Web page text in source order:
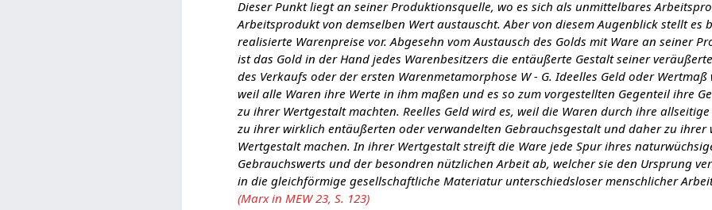
Dieser Punkt liegt an seiner Produktionsquelle, wo es sich als unmittelbares
Arbeitsprodukt von demselben Wert austauscht. Aber von diesem Augenblick stellt es
realisierte Warenpreise vor. Abgesehn vom Austausch des Golds mit Ware an seiner
ist das Gold in der Hand jedes Warenbesitzers die entäußerte Gestalt seiner
des Verkaufs oder der ersten Warenmetamorphose W - G. Ideelles Geld oder
weil alle Waren ihre Werte in ihm maßen und es so zum vorgestellten Gegenteil ihre
zu ihrer Wertgestalt machten. Reelles Geld wird es, weil die Waren durch ihre
zu ihrer wirklich entäußerten oder verwandelten Gebrauchsgestalt und daher zu ihrer
Wertgestalt machen. In ihrer Wertgestalt streift die Ware jede Spur ihres
Gebrauchswerts und der besondren nützlichen Arbeit ab, welcher sie den Ursprung
in die gleichförmige gesellschaftliche Materiatur unterschiedsloser menschlicher
(Marx in MEW 23, S. 123)